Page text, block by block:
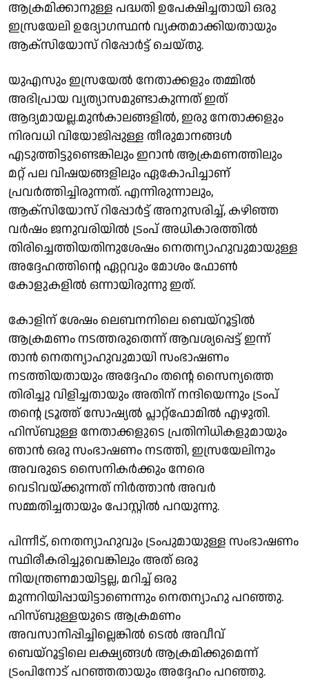
ആക്രമിക്കാനുള്ള പദ്ധതി ഉപേക്ഷിച്ചതായി ഒരു
ഇസ്രയേലി ഉദ്യോഗസ്ഥൻ വ്യക്തമാക്കിയതായും
ആക്സിയോസ് റിപ്പോർട്ട് ചെയ്തു.
യുഎസും ഇസ്രയേൽ നേതാക്കളും തമ്മിൽ
അഭിപ്രായ വ്യത്യാസമുണ്ടാകുന്നത് ഇത്
ആദ്യമായല്ല.മുൻകാലങ്ങളിൽ, ഇരു നേതാക്കളും
നിരവധി വിയോജിപ്പുള്ള തീരുമാനങ്ങൾ
എടുത്തിട്ടുണ്ടെങ്കിലും ഇറാൻ ആക്രമണത്തിലും
മറ്റ് പല വിഷയങ്ങളിലും ഏകോപിച്ചാണ്
പ്രവർത്തിച്ചിരുന്നത്. എന്നിരുന്നാലും,
ആക്‌സിയോസ് റിപ്പോർട്ട് അനുസരിച്ച്, കഴിഞ്ഞ
വർഷം ജനുവരിയിൽ ട്രംപ് അധികാരത്തിൽ
തിരിച്ചെത്തിയതിനുശേഷം നെതന്യാഹുവുമായുള്ള
അദ്ദേഹത്തിൻ്റെ ഏറ്റവും മോശം ഫോൺ
കോളുകളിൽ ഒന്നായിരുന്നു ഇത്.
കോളിന് ശേഷം ലെബനനിലെ ബെയ്റൂട്ടിൽ
ആക്രമണം നടത്തരുതെന്ന് ആവശ്യപ്പെട്ട് ഇന്ന്
താൻ നെതന്യാഹുവുമായി സംഭാഷണം
നടത്തിയതായും അദ്ദേഹം തൻ്റെ സൈന്യത്തെ
തിരിച്ചു വിളിച്ചതായും അതിന് നന്ദിയെന്നും ട്രംപ്
തൻ്റെ ട്രൂത്ത് സോഷ്യൽ പ്ലാറ്റ്‌ഫോമിൽ എഴുതി.
ഹിസ്ബുള്ള നേതാക്കളുടെ പ്രതിനിധികളുമായും
ഞാൻ ഒരു സംഭാഷണം നടത്തി, ഇസ്രയേലിനും
അവരുടെ സൈനികർക്കും നേരെ
വെടിവയ്ക്കുന്നത് നിർത്താൻ അവർ
സമ്മതിച്ചതായും പോസ്റ്റിൽ പറയുന്നു.
പിന്നീട്, നെതന്യാഹുവും ട്രംപുമായുള്ള സംഭാഷണം
സ്ഥിരീകരിച്ചുവെങ്കിലും അത് ഒരു
നിയന്ത്രണമായിട്ടല്ല, മറിച്ച് ഒരു
മുന്നറിയിപ്പായിട്ടാണെന്നും നെതന്യാഹു പറഞ്ഞു.
ഹിസ്ബുള്ളയുടെ ആക്രമണം
അവസാനിപ്പിച്ചില്ലെങ്കിൽ ടെൽ അവീവ്
ബെയ്റൂട്ടിലെ ലക്ഷ്യങ്ങൾ ആക്രമിക്കുമെന്ന്
ട്രംപിനോട് പറഞ്ഞതായും അദ്ദേഹം പറഞ്ഞു.